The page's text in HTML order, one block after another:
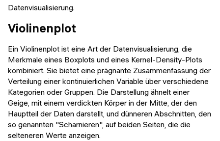
Datenvisualisierung.
Violinenplot
Ein Violinenplot ist eine Art der Datenvisualisierung, die
Merkmale eines Boxplots und eines Kernel-Density-Plots
kombiniert. Sie bietet eine prägnante Zusammenfassung der
Verteilung einer kontinuierlichen Variable über verschiedene
Kategorien oder Gruppen. Die Darstellung ähnelt einer
Geige, mit einem verdickten Körper in der Mitte, der den
Hauptteil der Daten darstellt, und dünneren Abschnitten, den
so genannten "Scharnieren", auf beiden Seiten, die die
selteneren Werte anzeigen.